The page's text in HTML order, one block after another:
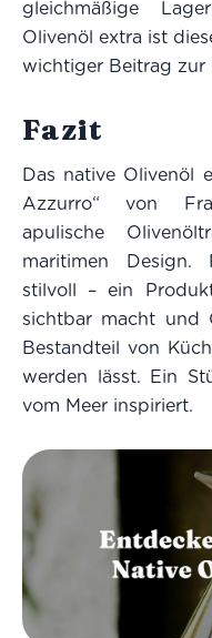
gleichmäßige
Olivenöl extra ist
wichtiger Beitrag zur
Fazit
Das native Olivenöl
Azzurro“ von
apulische
maritimen Design.
stilvoll – ein
sichtbar macht und
Bestandteil von
werden lässt. Ein
vom Meer inspiriert.